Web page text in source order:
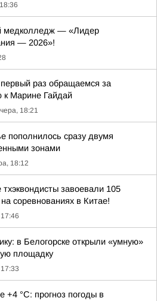
медколледж — «Лидер
— 2026»!
раз обращаемся за
Марине Гайдай
18:21
пополнилось сразу двумя
зонами
18:12
тхэквондисты завоевали 105
соревнованиях в Китае!
в Белогорске открыли «умную»
площадку
+4 °С: прогноз погоды в